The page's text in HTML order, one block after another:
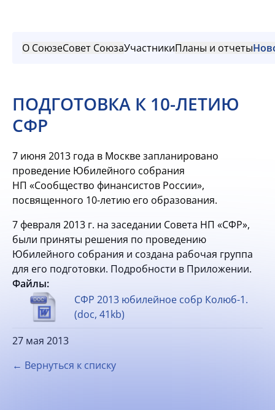
О СоюзеСовет СоюзаУчастникиПланы и отчеты
ПОДГОТОВКА К 10-ЛЕТИЮ
СФР
7 июня 2013 года в Москве запланировано
проведение Юбилейного собрания
НП «Сообщество финансистов России»,
посвященного 10-летию его образования.
7 февраля 2013 г. на заседании Совета НП «СФР»,
были приняты решения по проведению
Юбилейного собрания и создана рабочая группа
для его подготовки. Подробности в Приложении.
Файлы:
СФР 2013 юбилейное собр Колюб-1.
(doc, 41kb)
27 мая 2013
← Вернуться к списку